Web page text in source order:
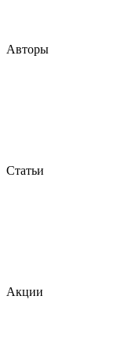
Авторы
Статьи
Акции